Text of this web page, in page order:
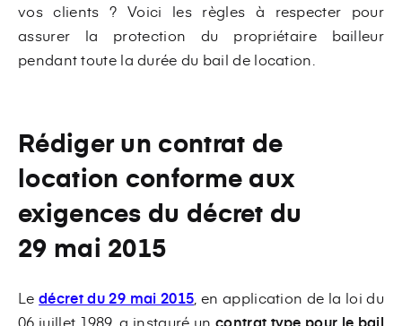
vos clients ? Voici les règles à respecter pour
assurer la protection du propriétaire bailleur
pendant toute la durée du bail de location.
Rédiger un contrat de
location conforme aux
exigences du décret du
29 mai 2015
Ledécret du 29 mai 2015 , en application de la loi du
06 juillet 1989, a instauré uncontrat type pour le bail